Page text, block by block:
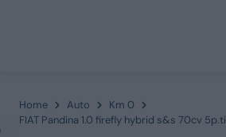
Home Auto
Km 0
FIAT Pandina 1.0 firefly hybrid s&s 70cv 5p.ti